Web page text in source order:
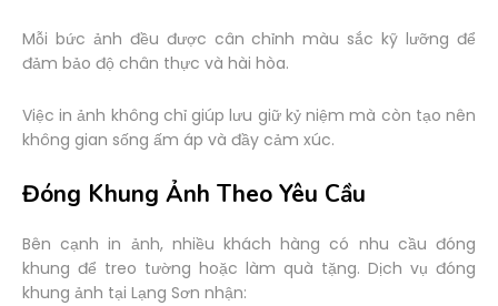
Mỗi bức ảnh đều được cân chỉnh màu sắc kỹ lưỡng để
đảm bảo độ chân thực và hài hòa.
Việc in ảnh không chỉ giúp lưu giữ kỷ niệm mà còn tạo nên
không gian sống ấm áp và đầy cảm xúc.
Đóng Khung Ảnh Theo Yêu Cầu
Bên cạnh in ảnh, nhiều khách hàng có nhu cầu đóng
khung để treo tường hoặc làm quà tặng. Dịch vụ đóng
khung ảnh tại Lạng Sơn nhận: